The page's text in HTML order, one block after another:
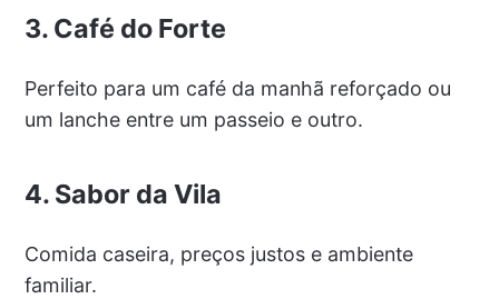
3. Café do Forte
Perfeito para um café da manhã reforçado ou
um lanche entre um passeio e outro.
4. Sabor da Vila
Comida caseira, preços justos e ambiente
familiar.